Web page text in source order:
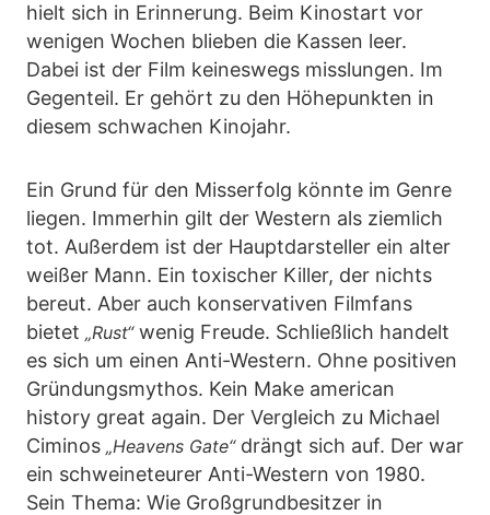
hielt sich in Erinnerung. Beim Kinostart vor
wenigen Wochen blieben die Kassen leer.
Dabei ist der Film keineswegs misslungen. Im
Gegenteil. Er gehört zu den Höhepunkten in
diesem schwachen Kinojahr.
Ein Grund für den Misserfolg könnte im Genre
liegen. Immerhin gilt der Western als ziemlich
tot. Außerdem ist der Hauptdarsteller ein alter
weißer Mann. Ein toxischer Killer, der nichts
bereut. Aber auch konservativen Filmfans
bietet „Rust“wenig Freude. Schließlich handelt
es sich um einen Anti-Western. Ohne positiven
Gründungsmythos. Kein Make american
history great again. Der Vergleich zu Michael
Ciminos „Heavens Gate“drängt sich auf. Der war
ein schweineteurer Anti-Western von 1980.
Sein Thema: Wie Großgrundbesitzer in